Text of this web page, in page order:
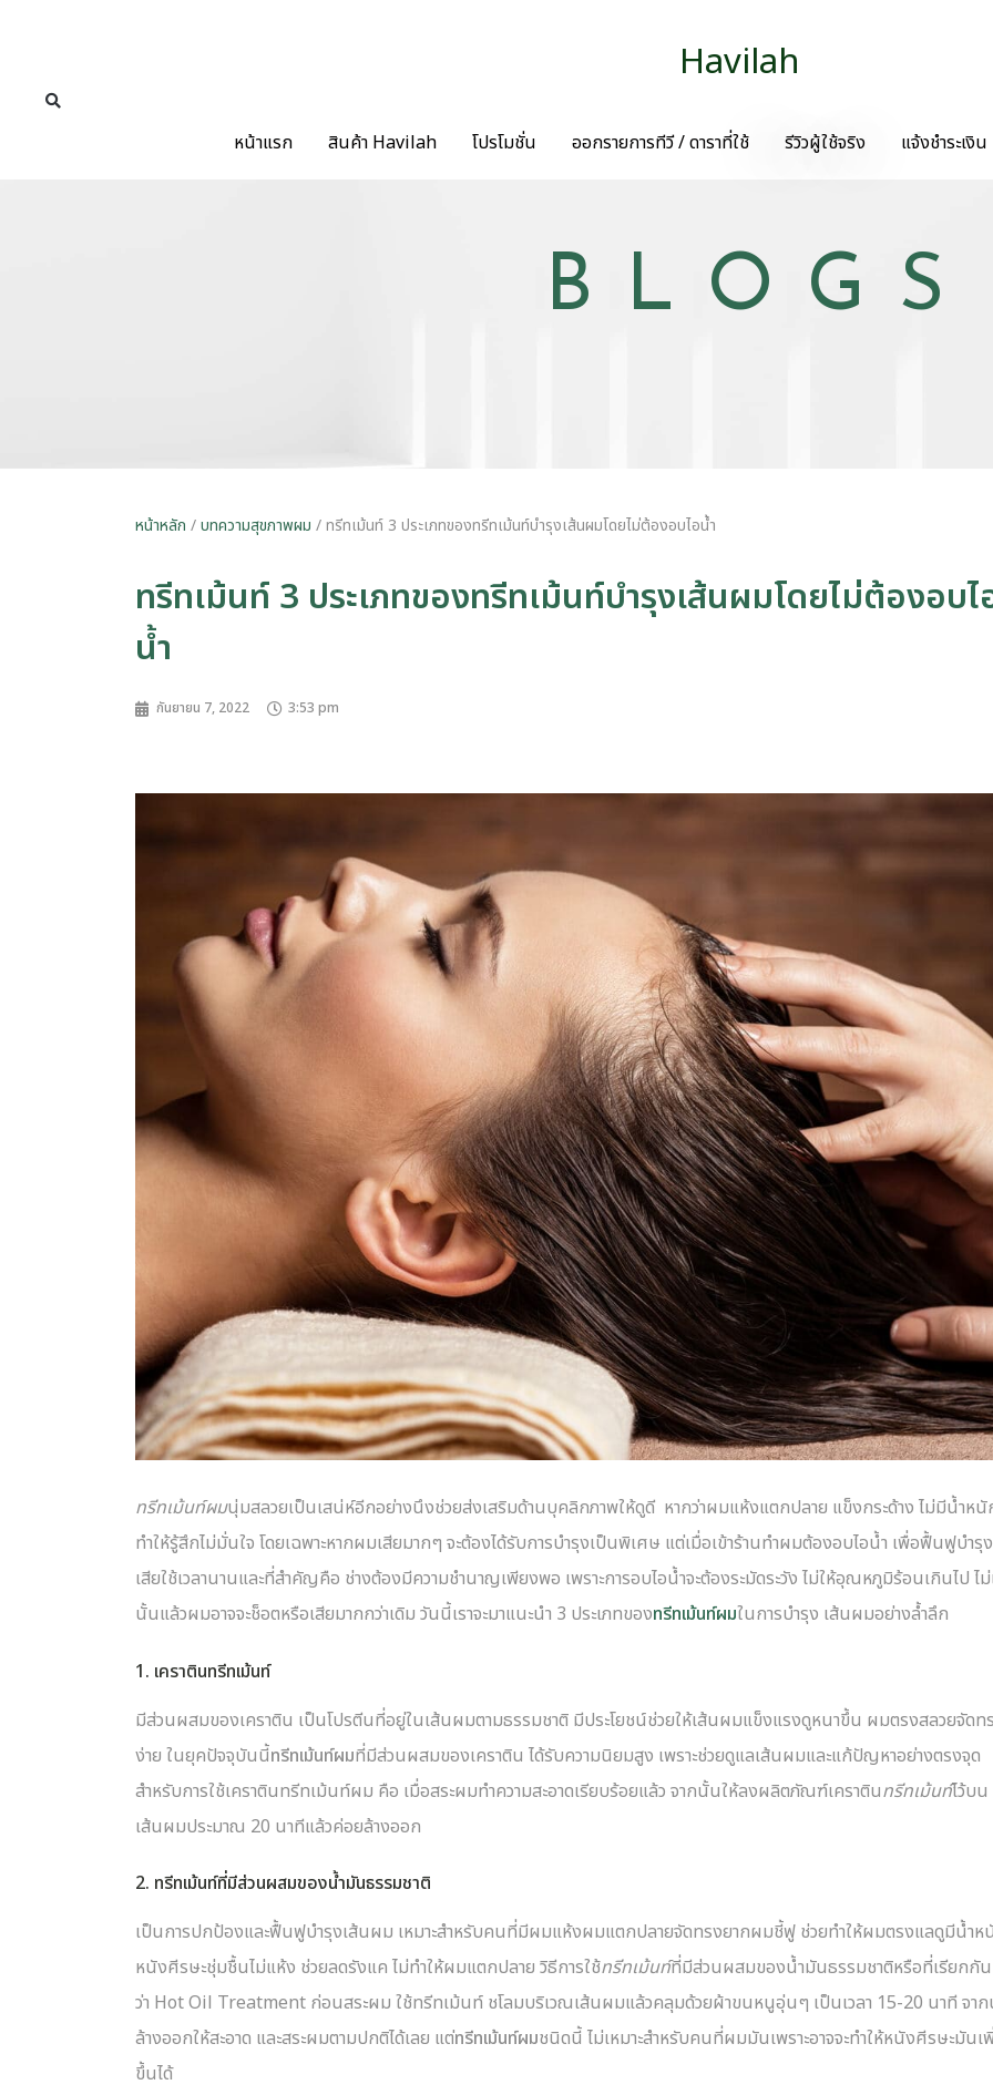
Havilah
หน้าแรก สินค้า Havilah โปรโมชั่น ออกรายการทีวี / ดาราที่ใช้ รีวิวผู้ใช้จริง แจ้งชำระเงิน
BLOGS
หน้าหลัก /บทความสุขภาพผม / ทรีทเม้นท์ 3 ประเภทของทรีทเม้นท์บำรุงเส้นผมโดยไม่ต้องอบไอน้ำ
ทรีทเม้นท์ 3 ประเภทของทรีทเม้นท์บำรุงเส้นผมโดยไม่ต้องอบไ
น้ำ
กันยายน 7, 2022 3:53 pm
ทรีทเม้นท์ผมนุ่มสลวยเป็นเสน่ห์อีกอย่างนึงช่วยส่งเสริมด้านบุคลิกภาพให้ดูดี หากว่าผมแห้งแตกปลาย แข็งกระด้าง ไม่มีน้ำหนั
ทำให้รู้สึกไม่มั่นใจ โดยเฉพาะหากผมเสียมากๆ จะต้องได้รับการบำรุงเป็นพิเศษ แต่เมื่อเข้าร้านทำผมต้องอบไอน้ำ เพื่อฟื้นฟูบำรุ
เสียใช้เวลานานและที่สำคัญคือ ช่างต้องมีความชำนาญเพียงพอ เพราะการอบไอน้ำจะต้องระมัดระวัง ไม่ให้อุณหภูมิร้อนเกินไป ไ
นั้นแล้วผมอาจจะช็อตหรือเสียมากกว่าเดิม วันนี้เราจะมาแนะนำ 3 ประเภทของทรีทเม้นท์ผมในการบำรุง เส้นผมอย่างล้ำลึก
1. เคราตินทรีทเม้นท์
มีส่วนผสมของเคราติน เป็นโปรตีนที่อยู่ในเส้นผมตามธรรมชาติ มีประโยชน์ช่วยให้เส้นผมแข็งแรงดูหนาขึ้น ผมตรงสลวยจัดท
ง่าย ในยุคปัจจุบันนี้ทรีทเม้นท์ผมที่มีส่วนผสมของเคราติน ได้รับความนิยมสูง เพราะช่วยดูแลเส้นผมและแก้ปัญหาอย่างตรงจุด
สำหรับการใช้เคราตินทรีทเม้นท์ผม คือ เมื่อสระผมทำความสะอาดเรียบร้อยแล้ว จากนั้นให้ลงผลิตภัณฑ์เคราตินทรีทเม้นท์ไว้บน
เส้นผมประมาณ 20 นาทีแล้วค่อยล้างออก
2. ทรีทเม้นท์ที่มีส่วนผสมของน้ำมันธรรมชาติ
เป็นการปกป้องและฟื้นฟูบำรุงเส้นผม เหมาะสำหรับคนที่มีผมแห้งผมแตกปลายจัดทรงยากผมชี้ฟู ช่วยทำให้ผมตรงแลดูมีน้ำห
หนังศีรษะชุ่มชื้นไม่แห้ง ช่วยลดรังแค ไม่ทำให้ผมแตกปลาย วิธีการใช้ทรีทเม้นท์ที่มีส่วนผสมของน้ำมันธรรมชาติหรือที่เรียกกัน
ว่า Hot Oil Treatment ก่อนสระผม ใช้ทรีทเม้นท์ ชโลมบริเวณเส้นผมแล้วคลุมด้วยผ้าขนหนูอุ่นๆ เป็นเวลา 15-20 นาที จา
ล้างออกให้สะอาด และสระผมตามปกติได้เลย แต่ทรีทเม้นท์ผมชนิดนี้ ไม่เหมาะสำหรับคนที่ผมมันเพราะอาจจะทำให้หนังศีรษะมันเ
ขึ้นได้